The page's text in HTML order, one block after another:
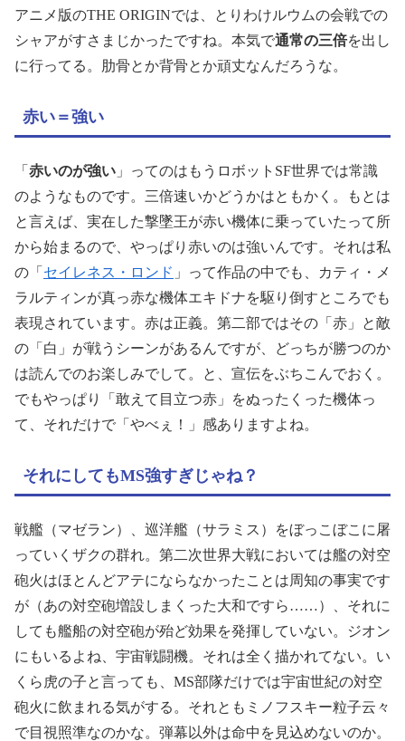
アニメ版のTHE ORIGINでは、とりわけルウムの会戦での
シャアがすさまじかったですね。本気で通常の三倍を出し
に行ってる。肋骨とか背骨とか頑丈なんだろうな。
赤い＝強い
「 赤いのが強い 」ってのはもうロボットSF世界では常識
のようなものです。三倍速いかどうかはともかく。もとは
と言えば、実在した撃墜王が赤い機体に乗っていたって所
から始まるので、やっぱり赤いのは強いんです。それは私
の「 セイレネス・ロンド 」って作品の中でも、カティ・メ
ラルティンが真っ赤な機体エキドナを駆り倒すところでも
表現されています。赤は正義。第二部ではその「赤」と敵
の「白」が戦うシーンがあるんですが、どっちが勝つのか
は読んでのお楽しみでして。と、宣伝をぶちこんでおく。
でもやっぱり「敢えて目立つ赤」をぬったくった機体っ
て、それだけで「やべぇ！」感ありますよね。
それにしてもMS強すぎじゃね？
戦艦（マゼラン）、巡洋艦（サラミス）をぼっこぼこに屠
っていくザクの群れ。第二次世界大戦においては艦の対空
砲火はほとんどアテにならなかったことは周知の事実です
が（あの対空砲増設しまくった大和ですら……）、それに
しても艦船の対空砲が殆ど効果を発揮していない。ジオン
にもいるよね、宇宙戦闘機。それは全く描かれてない。い
くら虎の子と言っても、MS部隊だけでは宇宙世紀の対空
砲火に飲まれる気がする。それともミノフスキー粒子云々
で目視照準なのかな。弾幕以外は命中を見込めないのか。